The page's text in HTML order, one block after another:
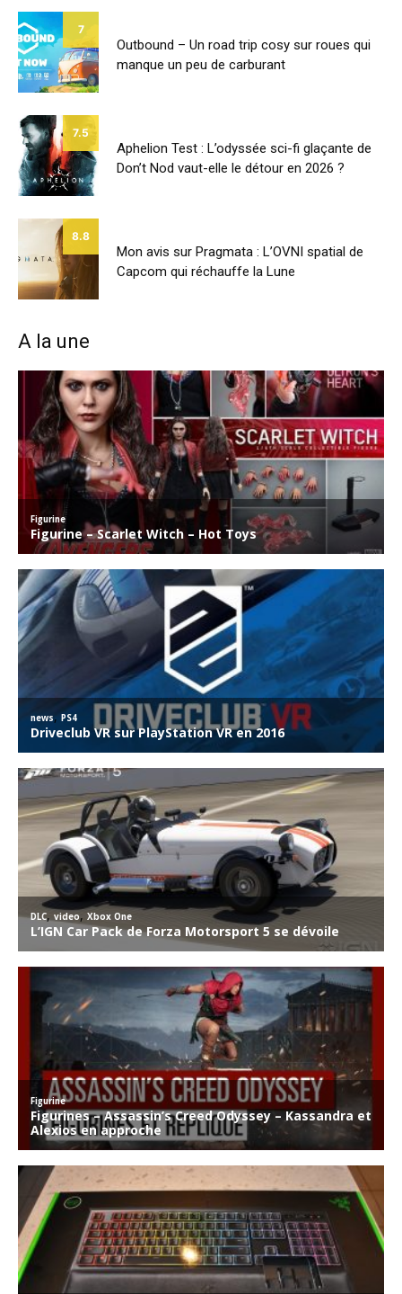
7
Outbound – Un road trip cosy sur roues qui
manque un peu de carburant
7.5
Aphelion Test : L’odyssée sci-fi glaçante de
Don’t Nod vaut-elle le détour en 2026 ?
8.8
Mon avis sur Pragmata : L’OVNI spatial de
Capcom qui réchauffe la Lune
A la une